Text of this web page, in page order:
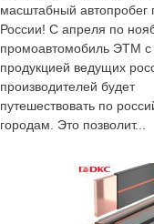
масштабный автопробег
России! С апреля по
промоавтомобиль ЭТМ с
продукцией ведущих
производителей будет
путешествовать по
городам. Это позволит...